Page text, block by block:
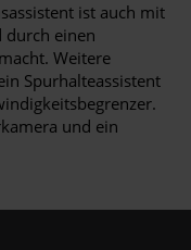
ist auch mit
durch einen
Weitere
Spurhalteassistent
und ein